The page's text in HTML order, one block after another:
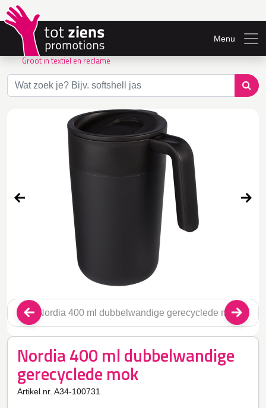
Groot in textiel en reclame
Menu
Nordia 400 ml dubbelwandige
gerecyclede mok
Artikel nr. A34-100731